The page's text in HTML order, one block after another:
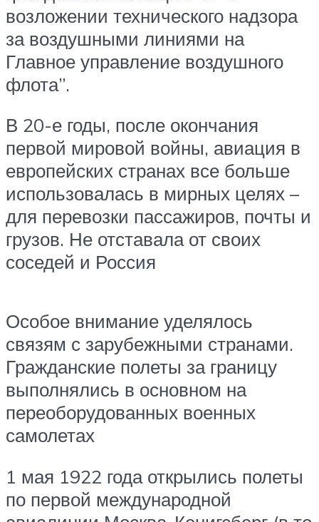
возложении технического надзора
за воздушными линиями на
Главное управление воздушного
флота”.
В 20-е годы, после окончания
первой мировой войны, авиация в
европейских странах все больше
использовалась в мирных целях –
для перевозки пассажиров, почты и
грузов. Не отставала от своих
соседей и Россия
Особое внимание уделялось
связям с зарубежными странами.
Гражданские полеты за границу
выполнялись в основном на
переоборудованных военных
самолетах
1 мая 1922 года открылись полеты
по первой международной